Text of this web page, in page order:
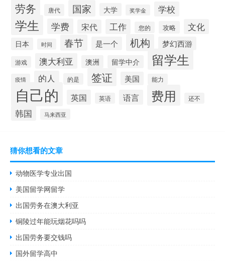
劳务 唐代 国家 大学 奖学金 学校
学生 学费 宋代 工作 您的 攻略 文化
日本 时间 春节 是一个 机构 梦幻西游
游戏 澳大利亚 澳洲 留学中介 留学生
疫情 的人 的是 签证 美国 能力
自己的 英国 英语 语言 费用 还不
韩国 马来西亚
猜你想看的文章
动物医学专业出国
美国留学网留学
出国劳务在澳大利亚
铜陵过年能玩烟花吗吗
出国劳务要交钱吗
国外留学高中